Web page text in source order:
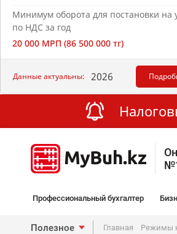
Минимум оборота для постановки на
по НДС за год
20 000 МРП (86 500 000 тг)
Данные актуальны: 2026
Профессиональный бухгалтер
Полезное Главная Режимы